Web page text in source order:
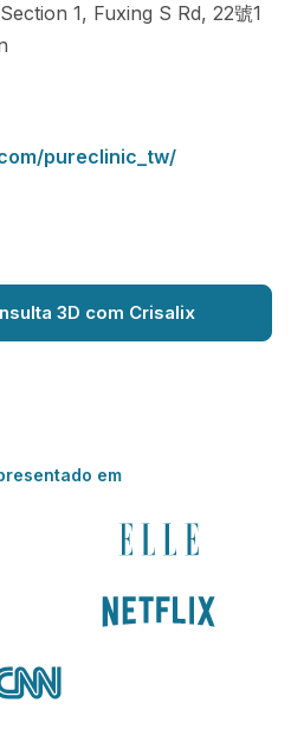
1, Fuxing S Rd, 22號1
pureclinic_tw/
3D com Crisalix
em